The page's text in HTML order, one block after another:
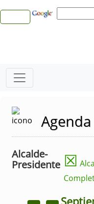
Alcalde-
Presidente ☒